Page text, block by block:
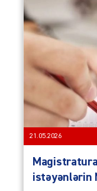
21.05.2026
istəyənlərin